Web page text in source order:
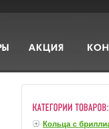
Кольца с